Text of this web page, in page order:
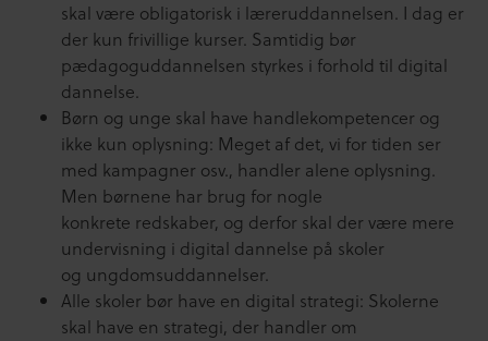
skal være obligatorisk i læreruddannelsen. I dag er
der kun frivillige kurser. Samtidig bør
pædagoguddannelsen styrkes i forhold til digital
dannelse.
Børn og unge skal have handlekompetencer og
ikke kun oplysning: Meget af det, vi for tiden ser
med kampagner osv., handler alene oplysning.
Men børnene har brug for nogle
konkrete redskaber, og derfor skal der være mere
undervisning i digital dannelse på skoler
og ungdomsuddannelser.
Alle skoler bør have en digital strategi: Skolerne
skal have en strategi, der handler om